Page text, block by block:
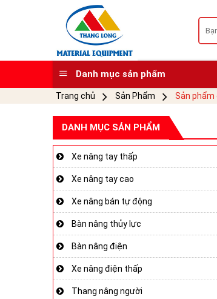
kiếm:
Danh mục sản phẩm
Trang chủ Sản Phẩm Sản phẩm
DANH MỤC SẢN PHẨM
Xe nâng tay thấp
Xe nâng tay cao
Xe nâng bán tự động
Bàn nâng thủy lực
Bàn nâng điện
Xe nâng điện thấp
Thang nâng người